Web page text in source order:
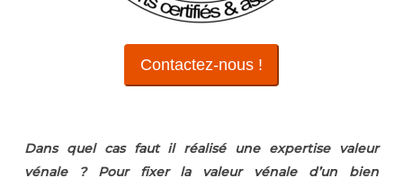
Contactez-nous !
Dans quel cas faut il réalisé une expertise valeur
vénale ? Pour fixer la valeur vénale d’un bien